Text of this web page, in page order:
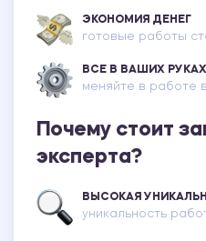
ЭКОНОМИЯ ДЕНЕГ
готовые работы
ВСЕ В ВАШИХ РУКАХ
меняйте в работе
Почему стоит
эксперта?
ВЫСОКАЯ
уникальность